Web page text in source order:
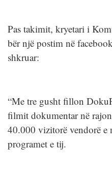
Pas takimit, kryetari i
bër një postim në
shkruar:
“Me tre gusht fillon
filmit dokumentar në
40.000 vizitorë vendorë e
programet e tij.